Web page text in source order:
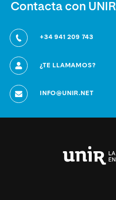
Contacta con UNIR
+34 941 209 743
¿TE LLAMAMOS?
INFO@UNIR.NET